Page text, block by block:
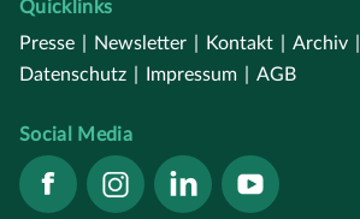
Quicklinks
Presse
Newsletter Kontakt Archiv
Datenschutz
Impressum AGB
Social Media